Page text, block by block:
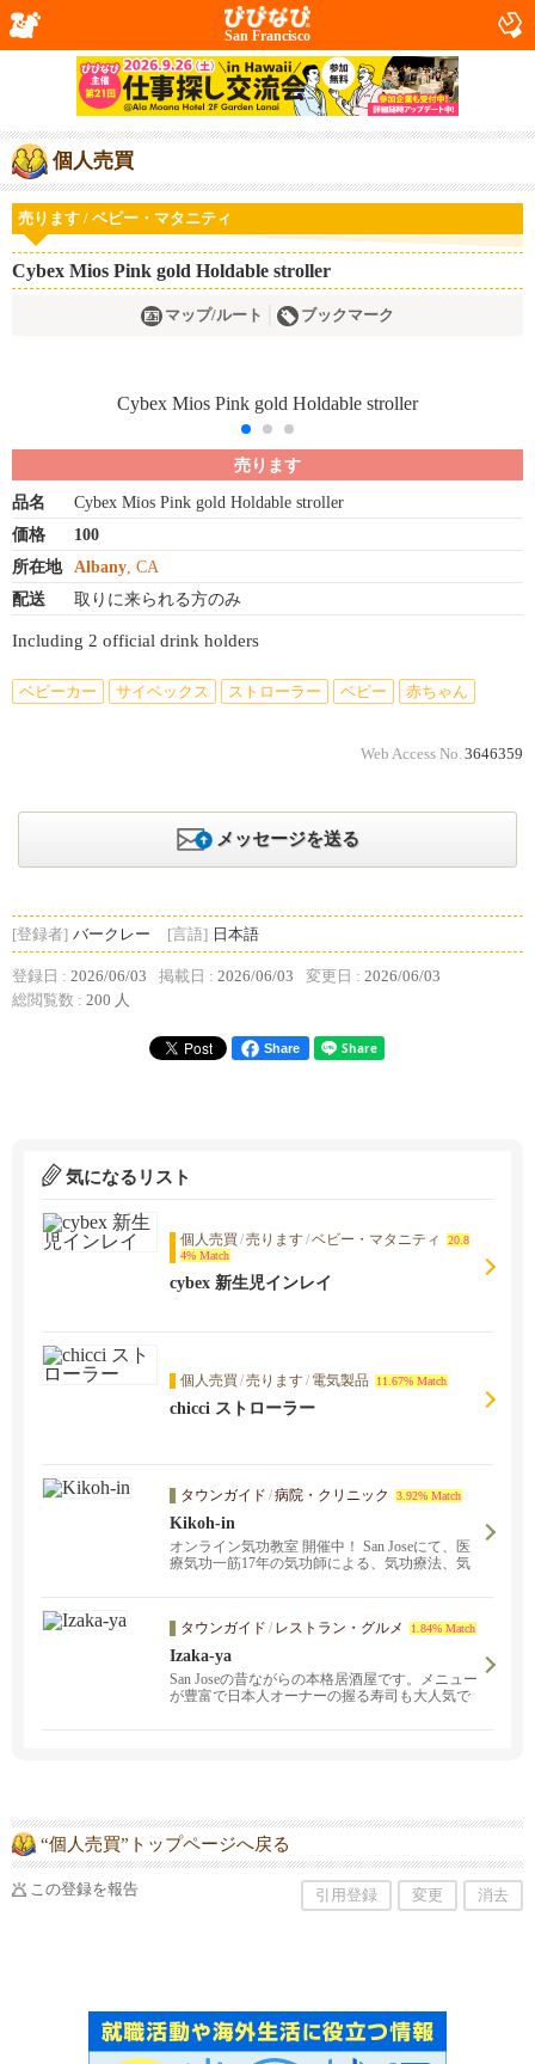
San Francisco
個人売買
売ります / ベビー・マタニティ
Cybex Mios Pink gold Holdable stroller
マップ/ルート ブックマーク
売ります
品名
Cybex Mios Pink gold Holdable stroller
価格
100
所在地
Albany, CA
配送
取りに来られる方のみ
Including 2 official drink holders
ベビーカー サイベックス ストローラー ベビー 赤ちゃん
Web Access No. 3646359
メッセージを送る
[登録者] バークレー [言語] 日本語
登録日 : 2026/06/03 掲載日 : 2026/06/03 変更日 : 2026/06/03
総閲覧数 : 200 人
Share
気になるリスト
個人売買 /売ります/ベビー・マタニティ
20.8
4% Match
cybex 新生児インレイ
個人売買 /売ります/ 電気製品 11.67% Match
chicci ストローラー
タウンガイド /病院・クリニック 3.92% Match
Kikoh-in
オンライン気功教室 開催中！ San Joseにて、医
療気功一筋17年の気功師による、気功療法、気
ークレー、オークランド、フリーモント、サン
マテオに出張します。呼吸、脱ストレス、がん
予防、健康、不妊改善のプログラムもありま
す。
タウンガイド / レストラン・グルメ 1.84% Match
Izaka-ya
San Joseの昔ながらの本格居酒屋です。メニュー
が豊富で日本人オーナーの握る寿司も大人気で
“個人売買”トップページへ戻る
この登録を報告 引用登録 変更 消去